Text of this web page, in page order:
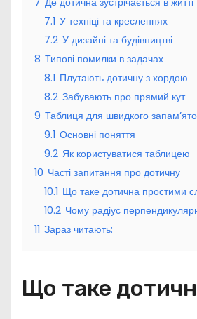
7.1 У техніці та кресленнях
7.2 У дизайні та будівництві
8 Типові помилки в задачах
8.1 Плутають дотичну з хордою
8.2 Забувають про прямий кут
9 Таблиця для швидкого
9.1 Основні поняття
9.2 Як користуватися таблицею
10 Часті запитання про дотичну
10.1 Що таке дотична простими
10.2 Чому радіус
11 Зараз читають:
Що таке